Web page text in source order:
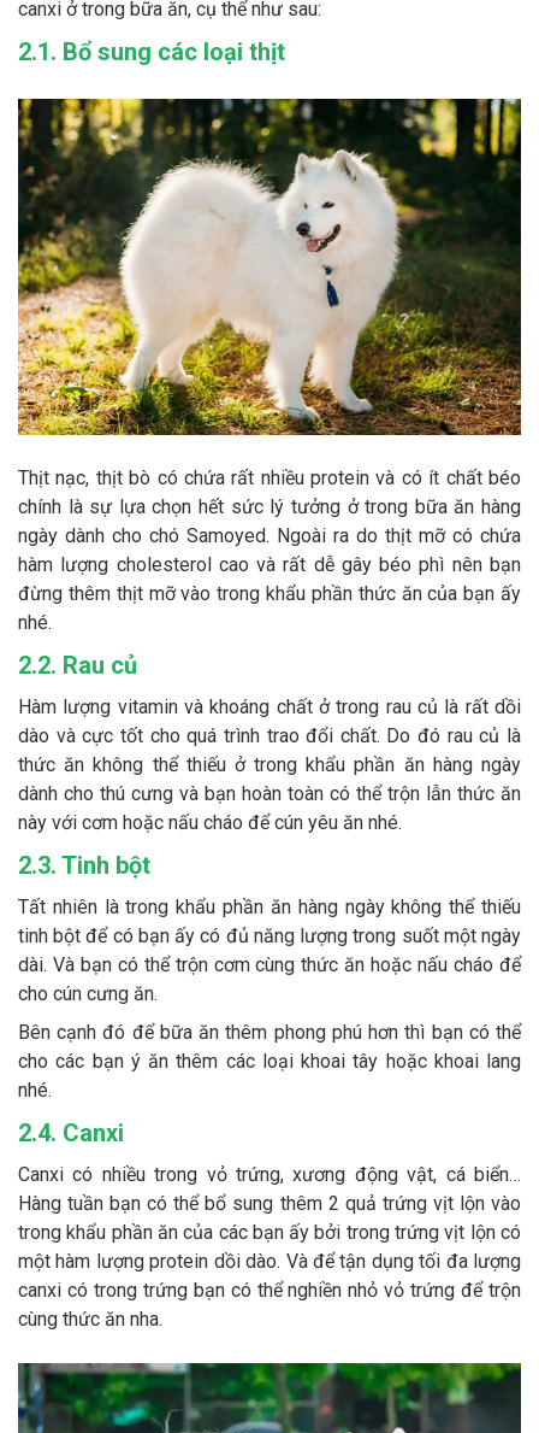
canxi ở trong bữa ăn, cụ thể như sau:
2.1. Bổ sung các loại thịt
Thịt nạc, thịt bò có chứa rất nhiều protein và có ít chất béo
chính là sự lựa chọn hết sức lý tưởng ở trong bữa ăn hàng
ngày dành cho chó Samoyed. Ngoài ra do thịt mỡ có chứa
hàm lượng cholesterol cao và rất dễ gây béo phì nên bạn
đừng thêm thịt mỡ vào trong khẩu phần thức ăn của bạn ấy
nhé.
2.2. Rau củ
Hàm lượng vitamin và khoáng chất ở trong rau củ là rất dồi
dào và cực tốt cho quá trình trao đổi chất. Do đó rau củ là
thức ăn không thể thiếu ở trong khẩu phần ăn hàng ngày
dành cho thú cưng và bạn hoàn toàn có thể trộn lẫn thức ăn
này với cơm hoặc nấu cháo để cún yêu ăn nhé.
2.3. Tinh bột
Tất nhiên là trong khẩu phần ăn hàng ngày không thể thiếu
tinh bột để có bạn ấy có đủ năng lượng trong suốt một ngày
dài. Và bạn có thể trộn cơm cùng thức ăn hoặc nấu cháo để
cho cún cưng ăn.
Bên cạnh đó để bữa ăn thêm phong phú hơn thì bạn có thể
cho các bạn ý ăn thêm các loại khoai tây hoặc khoai lang
nhé.
2.4. Canxi
Canxi có nhiều trong vỏ trứng, xương động vật, cá biển…
Hàng tuần bạn có thể bổ sung thêm 2 quả trứng vịt lộn vào
trong khẩu phần ăn của các bạn ấy bởi trong trứng vịt lộn có
một hàm lượng protein dồi dào. Và để tận dụng tối đa lượng
canxi có trong trứng bạn có thể nghiền nhỏ vỏ trứng để trộn
cùng thức ăn nha.